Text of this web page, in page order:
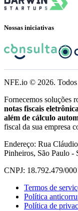
Nossas iniciativas
NFE.io © 2026.
Fornecemos soluções
notas fiscais
além de cálculo
fiscal da sua empresa
Endereço: Rua
Pinheiros, São Paulo -
CNPJ: 18.792.479/
Termos de
Política
Política de